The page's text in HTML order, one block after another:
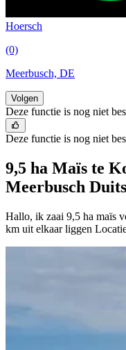
Hoersch
(0)
Meerbusch, DE
Volgen
Deze functie is nog niet
Deze functie is nog niet
9,5 ha Maïs te
Meerbusch
Hallo, ik zaai 9,5 ha maïs
km uit elkaar liggen